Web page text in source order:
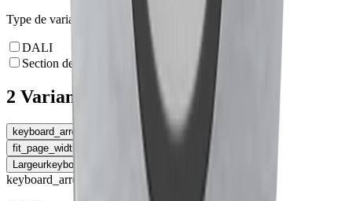
Type de variateur
DALI
Section de phase
2 Variantes
keyboard_arrow_left
Type de variateur
fit_page_width
Élargir le tableau
Largeurkeyboard_arrow_right
keyboard_arrow_right